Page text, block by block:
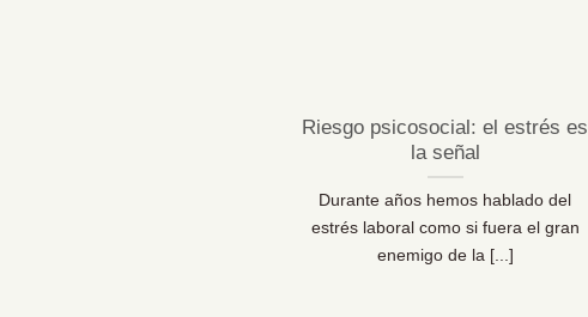
Riesgo psicosocial: el estrés es
la señal
Durante años hemos hablado del
estrés laboral como si fuera el gran
enemigo de la [...]